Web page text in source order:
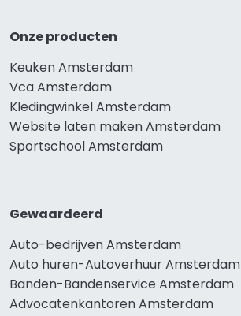
Onze producten
Keuken Amsterdam
Vca Amsterdam
Kledingwinkel Amsterdam
Website laten maken Amsterdam
Sportschool Amsterdam
Gewaardeerd
Auto-bedrijven Amsterdam
Auto huren-Autoverhuur Amsterdam
Banden-Bandenservice Amsterdam
Advocatenkantoren Amsterdam